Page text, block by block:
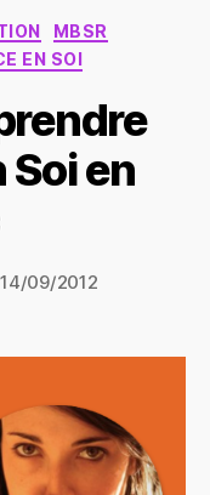
MBSR
EN SOI
en
14/09/2012